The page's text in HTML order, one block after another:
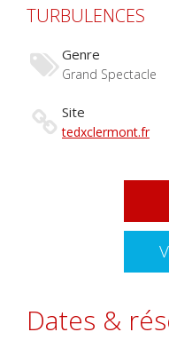
TURBULENCES
Genre
Grand Spectacle
Site
tedxclermont.fr
Dates &